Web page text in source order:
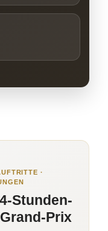
·
Stunden-
Prix